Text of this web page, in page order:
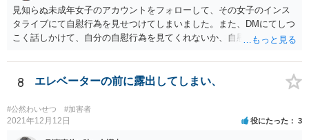
見知らぬ未成年女子のアカウントをフォローして、その女子のインス
タライブにて自慰行為を見せつけてしまいました。また、DMにてしつ
こく話しかけて、自分の自慰行為を見てくれないか、自慰行為を見せ
例違反（わいせつ行為）や公然わいせつ罪を疑われる行為で、警察に
知られれば捜査が始まるでしょう。 逮捕される危険はありますが、
が、なかなな自首として受理されることがないのと、あちらがどの警
察なのかがわからないとあちらの警察に検挙されることもあるので、
容易ではない感じです
8 エレベーターの前に露出してしまい、
#公然わいせつ #加害者
2021年12月12日 役にたった 3